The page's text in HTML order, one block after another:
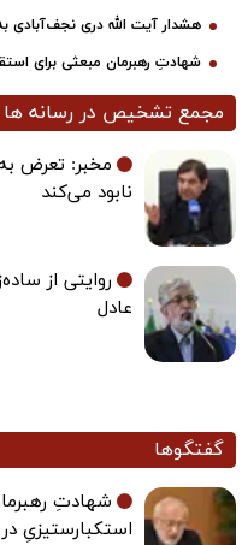
هشدار آیت الله دری نجف‌آبادی
شهادتِ رهبرمان مبعثی برای
مجمع تشخیص در رسانه ها
مخبر: تعرض
نابود می‌کند
روایتی از
عادل
گفتگوها
شهادتِ
استکبارستیزیِ